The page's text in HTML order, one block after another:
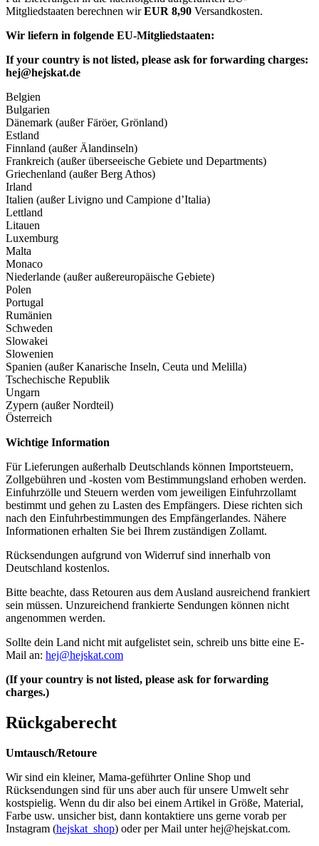
Mitgliedstaaten berechnen wirEUR 8,90 Versandkosten.
Wir liefern in folgende EU-Mitgliedstaaten:
If your country is not listed, please ask for forwarding charges:
hej@hejskat.de
Belgien
Bulgarien
Dänemark (außer Färöer, Grönland)
Estland
Finnland (außer Älandinseln)
Frankreich (außer überseeische Gebiete und Departments)
Griechenland (außer Berg Athos)
Irland
Italien (außer Livigno und Campione d’Italia)
Lettland
Litauen
Luxemburg
Malta
Monaco
Niederlande (außer außereuropäische Gebiete)
Polen
Portugal
Rumänien
Schweden
Slowakei
Slowenien
Spanien (außer Kanarische Inseln, Ceuta und Melilla)
Tschechische Republik
Ungarn
Zypern (außer Nordteil)
Österreich
Wichtige Information
Für Lieferungen außerhalb Deutschlands können Importsteuern,
Zollgebühren und -kosten vom Bestimmungsland erhoben werden.
Einfuhrzölle und Steuern werden vom jeweiligen Einfuhrzollamt
bestimmt und gehen zu Lasten des Empfängers. Diese richten sich
nach den Einfuhrbestimmungen des Empfängerlandes. Nähere
Informationen erhalten Sie bei Ihrem zuständigen Zollamt.
Rücksendungen aufgrund von Widerruf sind innerhalb von
Deutschland kostenlos.
Bitte beachte, dass Retouren aus dem Ausland ausreichend frankiert
sein müssen. Unzureichend frankierte Sendungen können nicht
angenommen werden.
Sollte dein Land nicht mit aufgelistet sein, schreib uns bitte eine E-
Mail an: hej@hejskat.com
(If your country is not listed, please ask for forwarding
charges.)
Rückgaberecht
Umtausch/Retoure
Wir sind ein kleiner, Mama-geführter Online Shop und
Rücksendungen sind für uns aber auch für unsere Umwelt sehr
kostspielig. Wenn du dir also bei einem Artikel in Größe, Material,
Farbe usw. unsicher bist, dann kontaktiere uns gerne vorab per
Instagram (hejskat_shop) oder per Mail unterhej@hejskat.com.